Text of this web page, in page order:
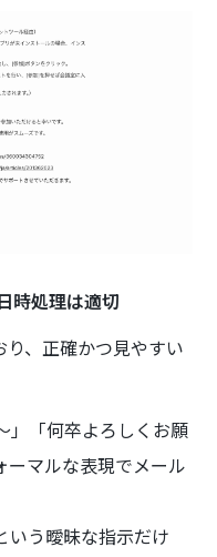
時処理は適切
、正確かつ見やすい
」「何卒よろしくお願
ーマルな表現でメール
いう曖昧な指示だけ